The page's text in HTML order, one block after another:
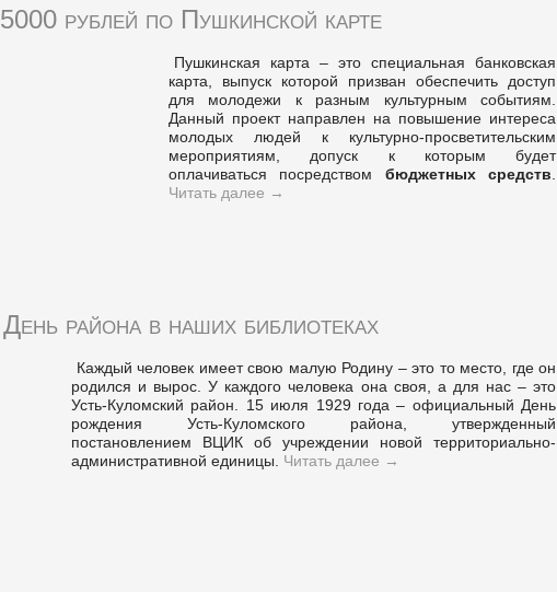
5000 рублей по Пушкинской карте
Пушкинская карта – это специальная банковская
карта, выпуск которой призван обеспечить доступ
для молодежи к разным культурным событиям.
Данный проект направлен на повышение интереса
молодых людей к культурно-просветительским
мероприятиям, допуск к которым будет
оплачиваться посредством бюджетных средств
Читать далее →
День района в наших библиотеках
Каждый человек имеет свою малую Родину – это то место, где он
родился и вырос. У каждого человека она своя, а для нас – это
Усть-Куломский район. 15 июля 1929 года – официальный День
рождения Усть-Куломского района, утвержденный
постановлением ВЦИК об учреждении новой территориально-
административной единицы. Читать далее →